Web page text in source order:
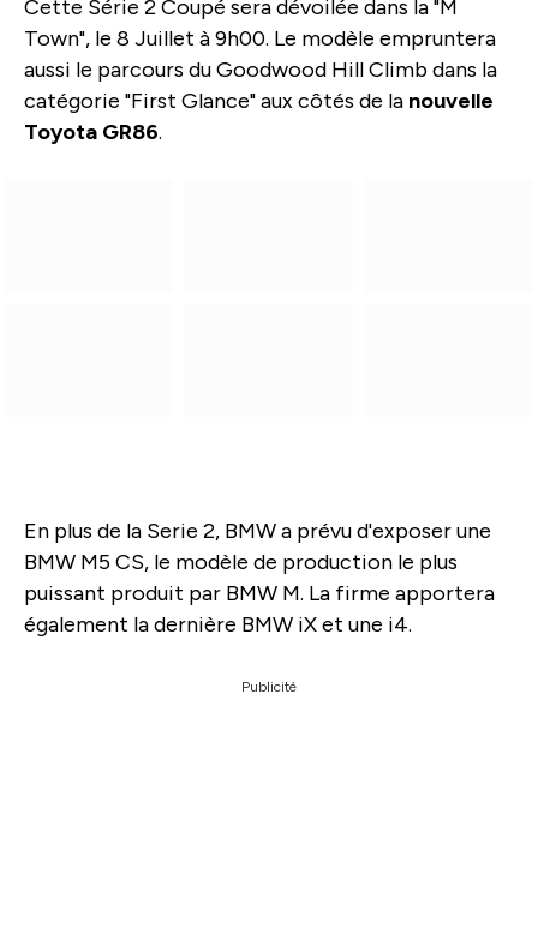
Cette Série 2 Coupé sera dévoilée dans la "M
Town", le 8 Juillet à 9h00. Le modèle empruntera
aussi le parcours du Goodwood Hill Climb dans la
catégorie "First Glance" aux côtés de la nouvelle
Toyota GR86.
En plus de la Serie 2, BMW a prévu d'exposer une
BMW M5 CS, le modèle de production le plus
puissant produit par BMW M. La firme apportera
également la dernière BMW iX et une i4.
Publicité